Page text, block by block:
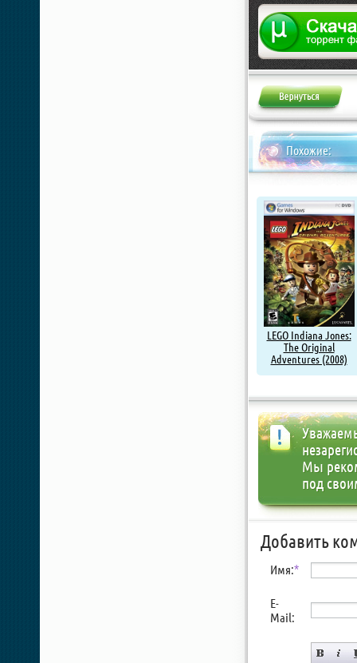
Жалоба
Похожие:
LEGO Indiana Jones:
The Original
Adventures (2008)
Мы
под
Добавить
Имя:*
E-
Mail: